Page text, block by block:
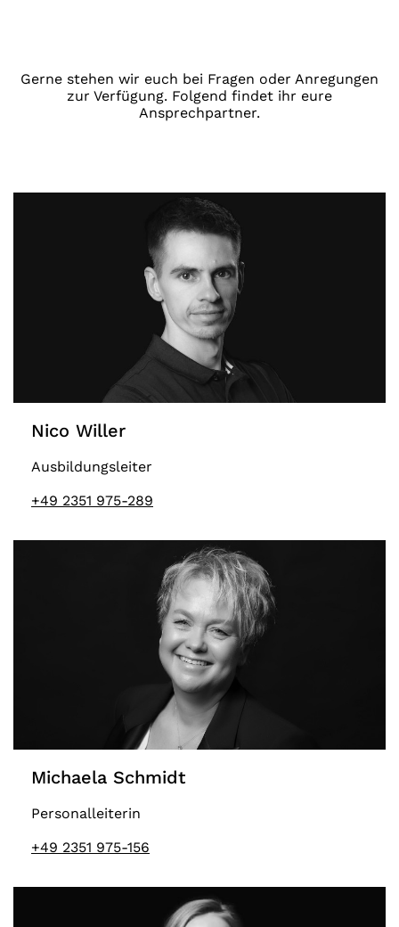
Gerne stehen wir euch bei Fragen oder Anregungen
zur Verfügung. Folgend findet ihr eure
Ansprechpartner.
Nico Willer
Ausbildungsleiter
+49 2351 975-289
Michaela Schmidt
Personalleiterin
+49 2351 975-156